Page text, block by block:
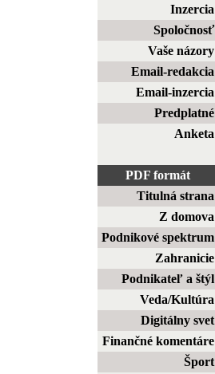
Inzercia
Spoločnosť
Vaše názory
Email-redakcia
Email-inzercia
Predplatné
Anketa
PDF formát
Titulná strana
Z domova
Podnikové spektrum
Zahranicie
Podnikateľ a štýl
Veda/Kultúra
Digitálny svet
Finančné komentáre
Šport